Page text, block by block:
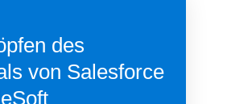
des
von Salesforce